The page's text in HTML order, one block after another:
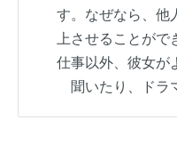
す。なぜなら、他
上させることがで
仕事以外、彼女が
聞いたり、ドラ